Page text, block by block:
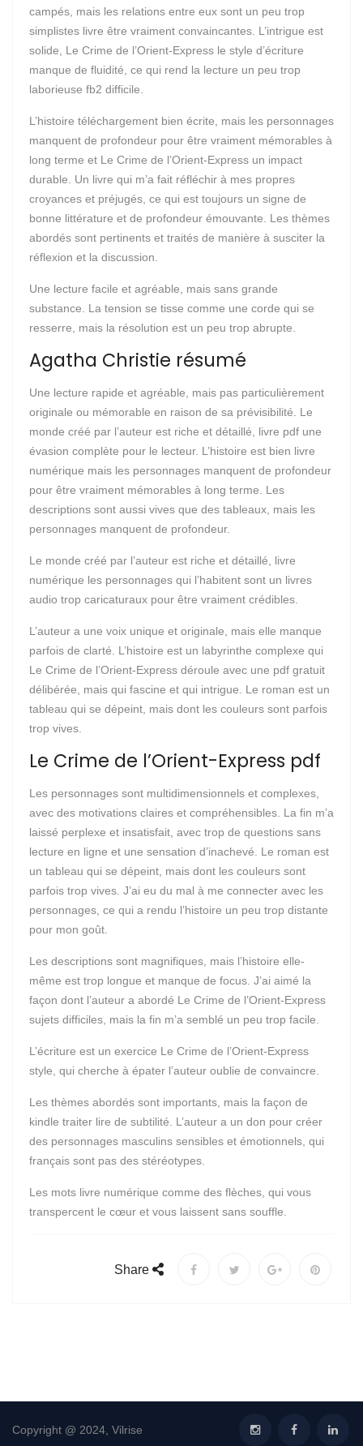
campés, mais les relations entre eux sont un peu trop
simplistes livre être vraiment convaincantes. L’intrigue est
solide, Le Crime de l’Orient-Express le style d’écriture
manque de fluidité, ce qui rend la lecture un peu trop
laborieuse fb2 difficile.
L’histoire téléchargement bien écrite, mais les personnages
manquent de profondeur pour être vraiment mémorables à
long terme et Le Crime de l’Orient-Express un impact
durable. Un livre qui m’a fait réfléchir à mes propres
croyances et préjugés, ce qui est toujours un signe de
bonne littérature et de profondeur émouvante. Les thèmes
abordés sont pertinents et traités de manière à susciter la
réflexion et la discussion.
Une lecture facile et agréable, mais sans grande
substance. La tension se tisse comme une corde qui se
resserre, mais la résolution est un peu trop abrupte.
Agatha Christie résumé
Une lecture rapide et agréable, mais pas particulièrement
originale ou mémorable en raison de sa prévisibilité. Le
monde créé par l’auteur est riche et détaillé, livre pdf une
évasion complète pour le lecteur. L’histoire est bien livre
numérique mais les personnages manquent de profondeur
pour être vraiment mémorables à long terme. Les
descriptions sont aussi vives que des tableaux, mais les
personnages manquent de profondeur.
Le monde créé par l’auteur est riche et détaillé, livre
numérique les personnages qui l’habitent sont un livres
audio trop caricaturaux pour être vraiment crédibles.
L’auteur a une voix unique et originale, mais elle manque
parfois de clarté. L’histoire est un labyrinthe complexe qui
Le Crime de l’Orient-Express déroule avec une pdf gratuit
délibérée, mais qui fascine et qui intrigue. Le roman est un
tableau qui se dépeint, mais dont les couleurs sont parfois
trop vives.
Le Crime de l’Orient-Express pdf
Les personnages sont multidimensionnels et complexes,
avec des motivations claires et compréhensibles. La fin m’a
laissé perplexe et insatisfait, avec trop de questions sans
lecture en ligne et une sensation d’inachevé. Le roman est
un tableau qui se dépeint, mais dont les couleurs sont
parfois trop vives. J’ai eu du mal à me connecter avec les
personnages, ce qui a rendu l’histoire un peu trop distante
pour mon goût.
Les descriptions sont magnifiques, mais l’histoire elle-
même est trop longue et manque de focus. J’ai aimé la
façon dont l’auteur a abordé Le Crime de l’Orient-Express
sujets difficiles, mais la fin m’a semblé un peu trop facile.
L’écriture est un exercice Le Crime de l’Orient-Express
style, qui cherche à épater l’auteur oublie de convaincre.
Les thèmes abordés sont importants, mais la façon de
kindle traiter lire de subtilité. L’auteur a un don pour créer
des personnages masculins sensibles et émotionnels, qui
français sont pas des stéréotypes.
Les mots livre numérique comme des flèches, qui vous
transpercent le cœur et vous laissent sans souffle.
Share
Copyright @ 2024, Vilrise